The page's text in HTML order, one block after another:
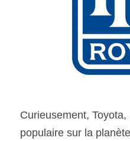
Curieusement,
populaire sur la